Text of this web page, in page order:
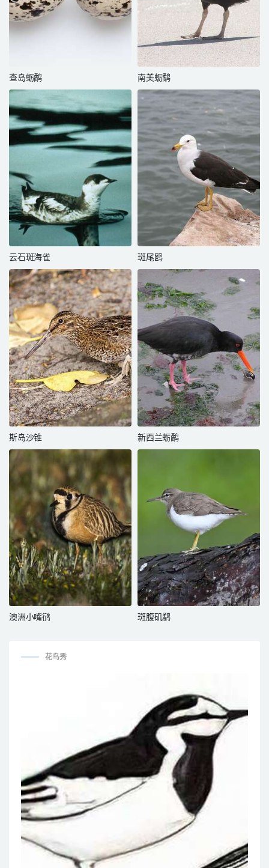
查岛蛎鹬 南美蛎鹬
云石斑海雀 斑尾鸥
斯岛沙锥 新西兰蛎鹬
澳洲小嘴鸻 斑腹矶鹬
花鸟秀